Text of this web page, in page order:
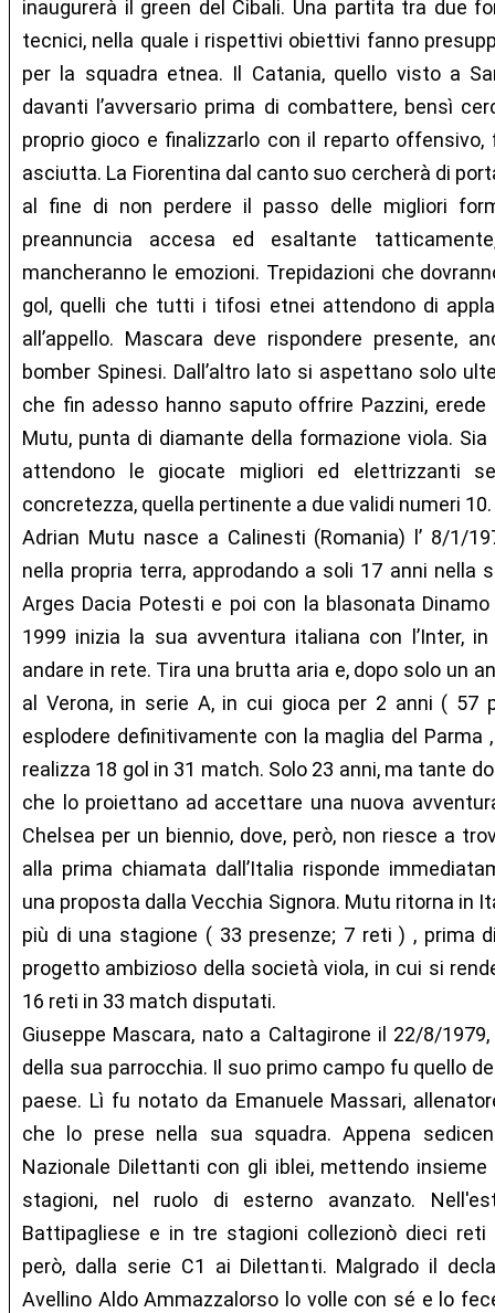
inaugurerà il green del Cibali. Una partita tra due
tecnici, nella quale i rispettivi obiettivi fanno
per la squadra etnea. Il Catania, quello visto a
davanti l’avversario prima di combattere, bensì
proprio gioco e finalizzarlo con il reparto
asciutta. La Fiorentina dal canto suo cercherà di
al fine di non perdere il passo delle migliori
preannuncia accesa ed esaltante
mancheranno le emozioni. Trepidazioni che
gol, quelli che tutti i tifosi etnei attendono di
all’appello. Mascara deve rispondere presente,
bomber Spinesi. Dall’altro lato si aspettano solo
che fin adesso hanno saputo offrire Pazzini,
Mutu, punta di diamante della formazione viola.
attendono le giocate migliori ed elettrizzanti
concretezza, quella pertinente a due validi numeri 10.
Adrian Mutu nasce a Calinesti (Romania) l’ 8/1/
nella propria terra, approdando a soli 17 anni nella
Arges Dacia Potesti e poi con la blasonata
1999 inizia la sua avventura italiana con l’Inter,
andare in rete. Tira una brutta aria e, dopo solo un
al Verona, in serie A, in cui gioca per 2 anni ( 57
esplodere definitivamente con la maglia del Parma
realizza 18 gol in 31 match. Solo 23 anni, ma tante
che lo proiettano ad accettare una nuova
Chelsea per un biennio, dove, però, non riesce a
alla prima chiamata dall’Italia risponde
una proposta dalla Vecchia Signora. Mutu ritorna in
più di una stagione ( 33 presenze; 7 reti ) , prima
progetto ambizioso della società viola, in cui si
16 reti in 33 match disputati.
Giuseppe Mascara, nato a Caltagirone il 22/8/
della sua parrocchia. Il suo primo campo fu quello
paese. Lì fu notato da Emanuele Massari,
che lo prese nella sua squadra. Appena
Nazionale Dilettanti con gli iblei, mettendo
stagioni, nel ruolo di esterno avanzato.
Battipagliese e in tre stagioni collezionò dieci reti
però, dalla serie C1 ai Dilettanti. Malgrado il
Avellino Aldo Ammazzalorso lo volle con sé e lo